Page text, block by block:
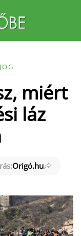
miért
láz
Origó.hu